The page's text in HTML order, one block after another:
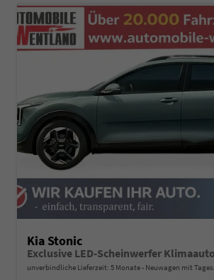
Kia Stonic
unverbindliche Lieferzeit: 5 Monate Neuwagen mit